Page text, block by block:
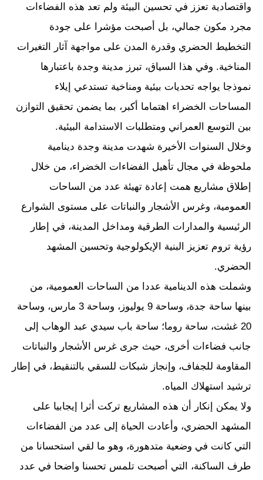
واقتصادية تعزز في تحسين البيئة ولم تعد هذه الفضاءات
مجرد مكون جمالي، بل أصبحت مؤشرا على جودة
التخطيط الحضري وقدرة المدن على مواجهة آثار التغيرات
المناخية. وفي هذا السياق، تبرز مدينة وجدة باعتبارها
نموذجا يواجه تحديات بيئية ومناخية تستدعي إيلاء
المساحات الخضراء اهتماما أكبر، بما يضمن تحقيق التوازن
بين التوسع العمراني ومتطلبات الاستدامة البيئية.
وخلال السنوات الأخيرة شهدت مدينة وجدة دينامية
ملحوظة في مجال تأهيل الفضاءات الخضراء، من خلال
إطلاق مشاريع همت إعادة تهيئة عدد من الساحات
العمومية، وغرس الأشجار والنباتات على مستوى الشوارع
الرئيسية والمدارات الطرقية ومداخل المدينة، في إطار
رؤية تروم تعزيز البنية الإيكولوجية وتحسين المشهد
الحضري.
وشملت هذه الدينامية عددا من الساحات العمومية، من
بينها ساحة جدة، وساحة 9 يوليوز، وساحة 3 مارس، وساحة
20 غشت، ساحة روما؛ ساحة باب سيدي عبد الوهاب إلى
جانب فضاءات أخرى، حيث جرى غرس الأشجار والنباتات
المقاومة للجفاف، وإنجاز شبكات للسقي بالتنقيط، في إطار
ترشيد استهلاك المياه.
ولا يمكن إنكار أن هذه المشاريع تركت أثرا إيجابيا على
المشهد الحضري، وأعادت الحياة إلى عدد من الفضاءات
التي كانت في وضعية متدهورة، وهو ما لقي استحسانا من
طرف الساكنة، التي أصبحت تلمس تحسنا واضحا في عدد